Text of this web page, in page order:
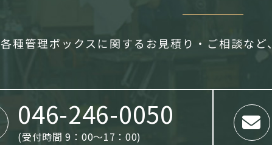
各種管理ボックスに関するお見積り・ご相談など、
046-246-0050
(受付時間 9：00～17：00)